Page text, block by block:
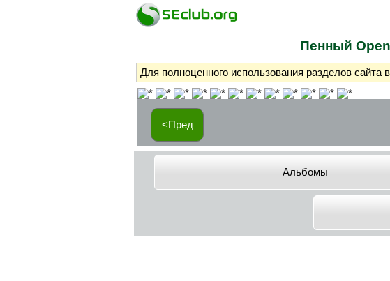
Пенный
Для полноценного использования разделов сайта
<Пред
Альбомы